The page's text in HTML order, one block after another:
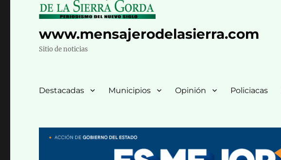
www.mensajerodelasierra.com
Sitio de noticias
Destacadas Municipios Opinión Policiacas